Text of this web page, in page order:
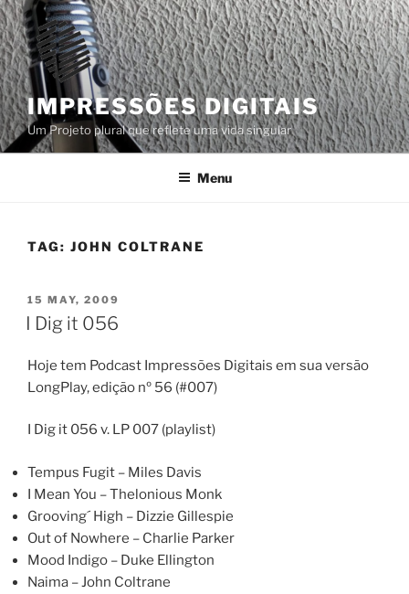
Skip
to
content
IMPRESSÕES DIGITAIS
Um Projeto plural que reflete uma vida singular
Menu
TAG: JOHN COLTRANE
POSTED
ON
15 MAY, 2009
I Dig it 056
Hoje tem Podcast Impressões Digitais em sua versão
LongPlay, edição nº 56 (#007)
I Dig it 056 v. LP 007 (playlist)
Tempus Fugit – Miles Davis
I Mean You – Thelonious Monk
Grooving´ High – Dizzie Gillespie
Out of Nowhere – Charlie Parker
Mood Indigo – Duke Ellington
Naima – John Coltrane